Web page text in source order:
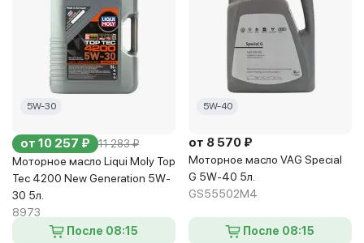
5W-30
от 10 257 ₽ 11 283 ₽
Моторное масло Liqui Moly Top
Tec 4200 New Generation 5W-
30 5л.
8973
После 08:15
5W-40
от 8 570 ₽
Моторное масло VAG Special
G 5W-40 5л.
GS55502M4
После 08:15